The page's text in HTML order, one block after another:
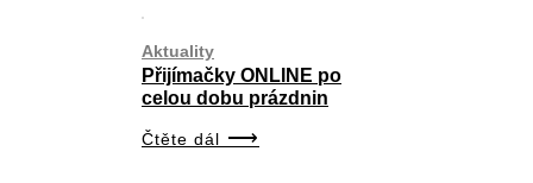
Aktuality
Přijímačky ONLINE po
celou dobu prázdnin
Čtěte dál